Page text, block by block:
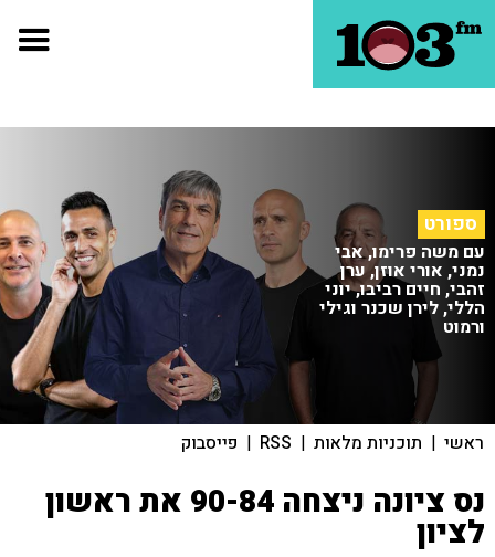
ספורט
עם משה פרימו, אבי
נמני, אורי אוזן, ערן
זהבי, חיים רביבו, יוני
הללי, לירן שכנר וגילי
ורמוט
ראשי | תוכניות מלאות |
RSS
| פייסבוק
נס ציונה ניצחה 90-84 את ראשון
לציון